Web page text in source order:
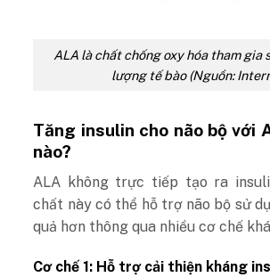
ALA là chất chống oxy hóa tham gia
lượng tế bào (Nguồn:
Tăng insulin cho não bộ với
nào?
ALA không trực tiếp tạo ra
chất này có thể hỗ trợ não bộ sử
quả hơn thông qua nhiều cơ chế
Cơ chế 1: Hỗ trợ cải thiện kháng